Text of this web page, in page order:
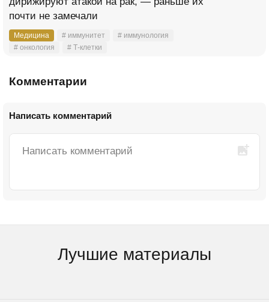
почти не замечали
Медицина # иммунитет
# иммунология
# онкология
# Т-клетки
Комментарии
Написать комментарий
Лучшие материалы